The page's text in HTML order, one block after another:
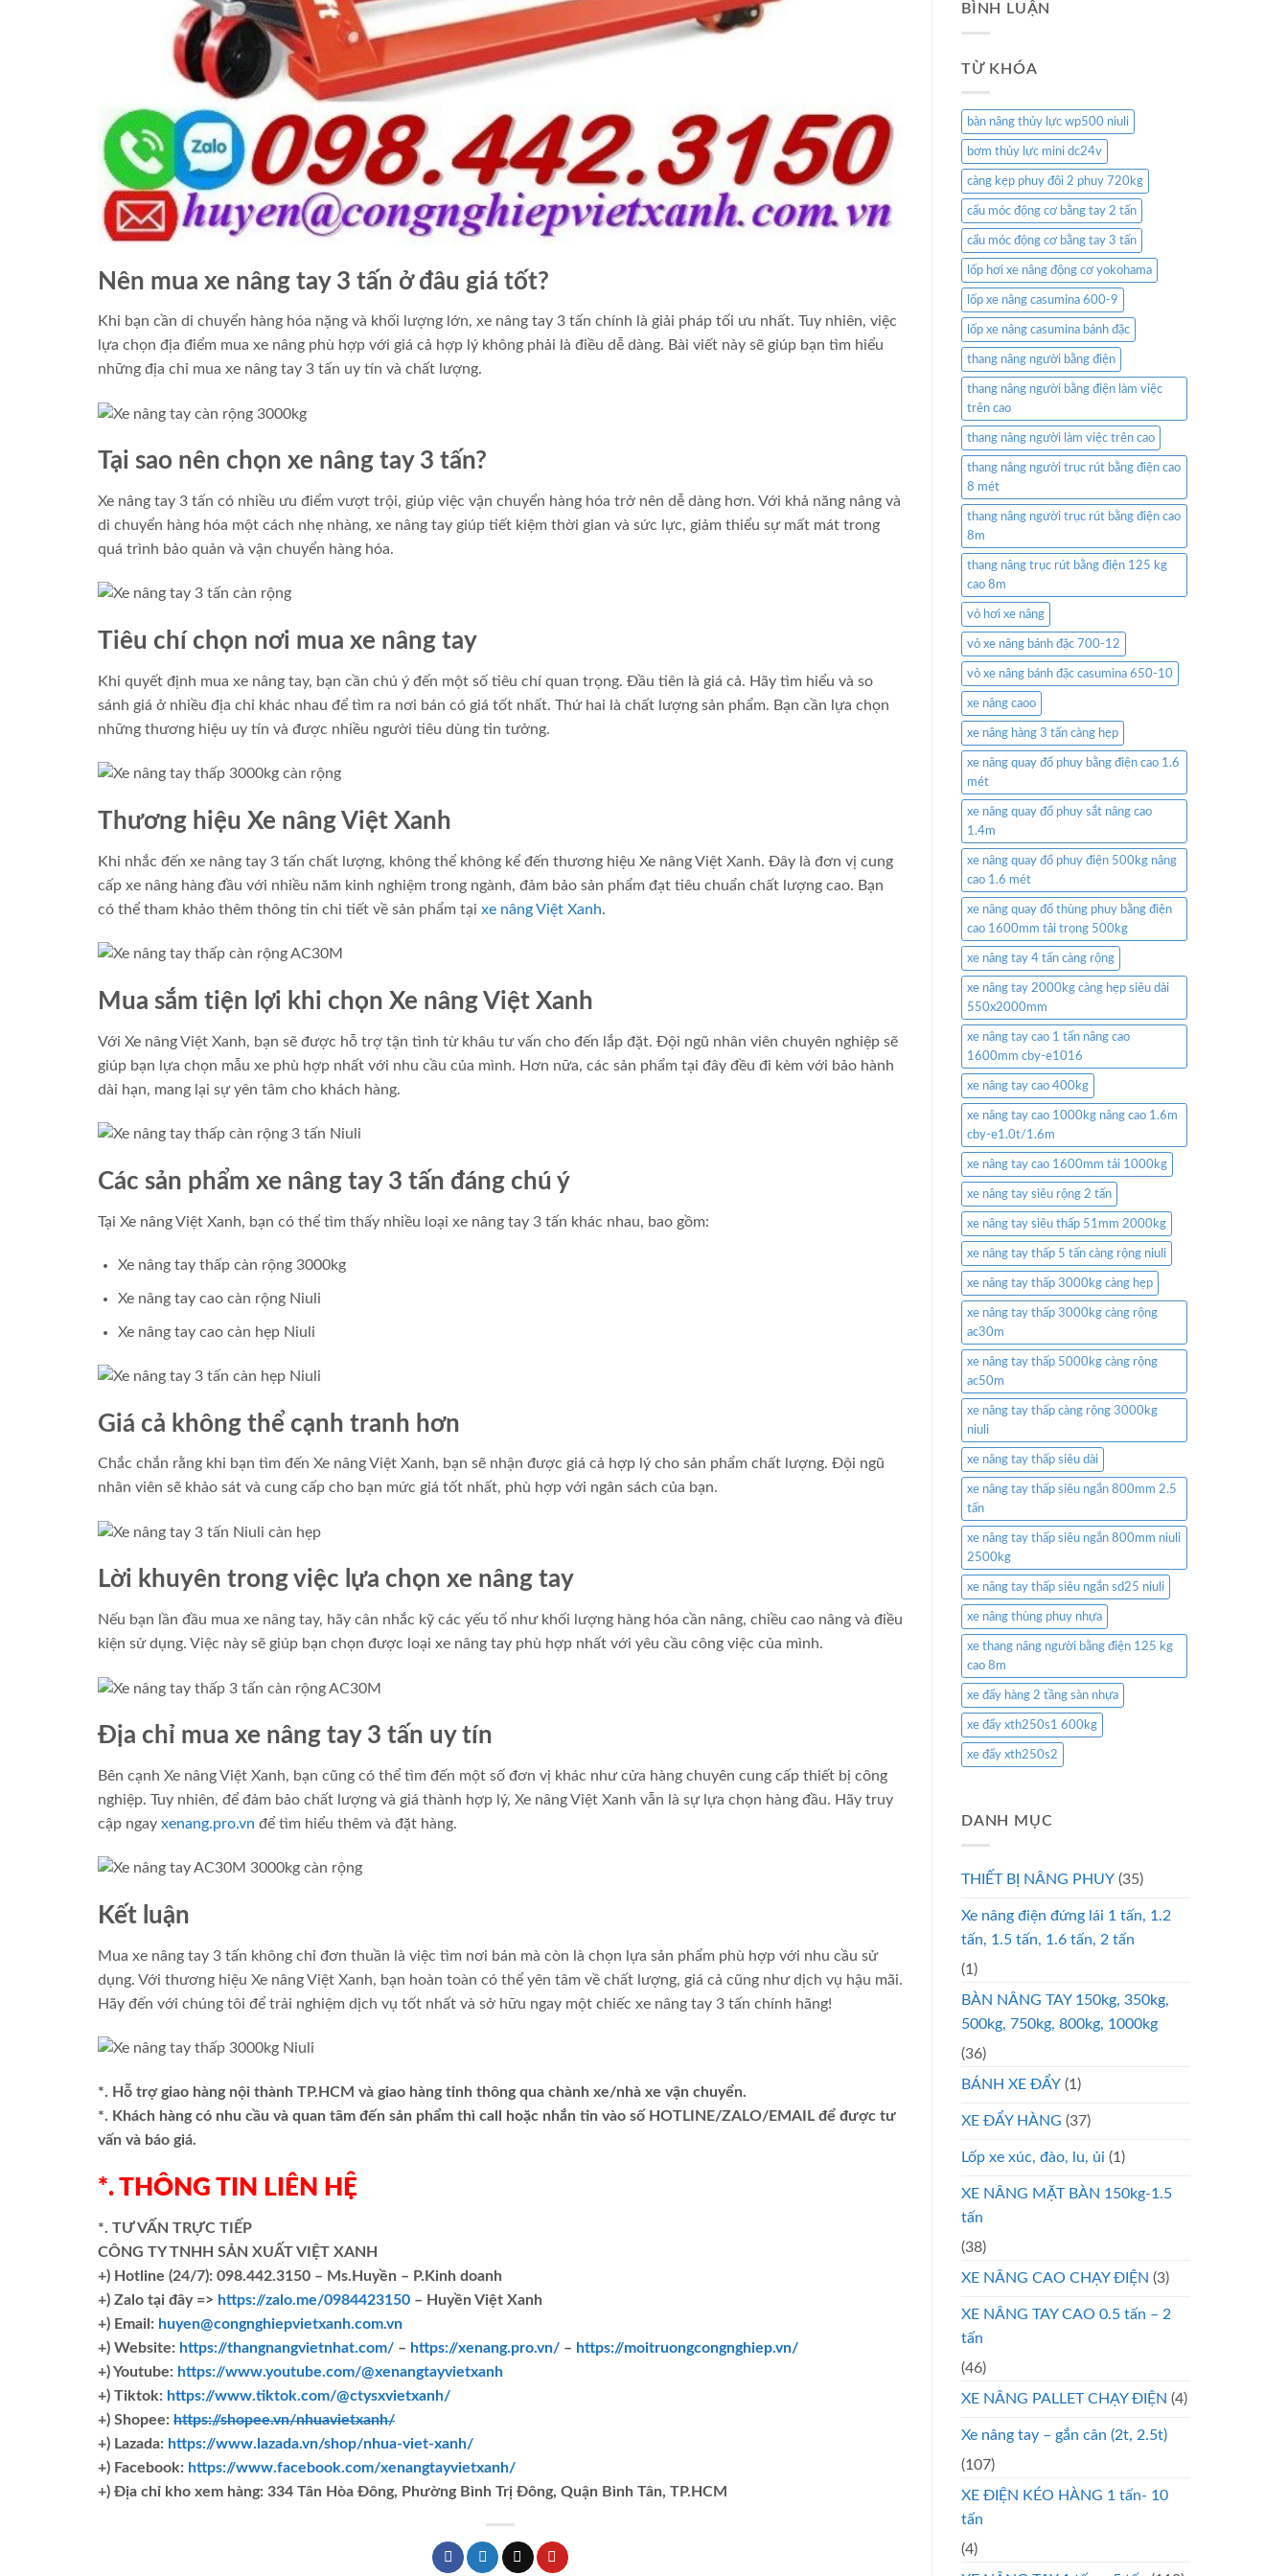
Nên mua xe nâng tay 3 tấn ở đâu giá tốt?
Khi bạn cần di chuyển hàng hóa nặng và khối lượng lớn, xe nâng tay 3 tấn chính là giải pháp tối ưu nhất. Tuy nhiên, việc
lựa chọn địa điểm mua xe nâng phù hợp với giá cả hợp lý không phải là điều dễ dàng. Bài viết này sẽ giúp bạn tìm hiểu
những địa chỉ mua xe nâng tay 3 tấn uy tín và chất lượng.
Tại sao nên chọn xe nâng tay 3 tấn?
Xe nâng tay 3 tấn có nhiều ưu điểm vượt trội, giúp việc vận chuyển hàng hóa trở nên dễ dàng hơn. Với khả năng nâng và
di chuyển hàng hóa một cách nhẹ nhàng, xe nâng tay giúp tiết kiệm thời gian và sức lực, giảm thiểu sự mất mát trong
quá trình bảo quản và vận chuyển hàng hóa.
Tiêu chí chọn nơi mua xe nâng tay
Khi quyết định mua xe nâng tay, bạn cần chú ý đến một số tiêu chí quan trọng. Đầu tiên là giá cả. Hãy tìm hiểu và so
sánh giá ở nhiều địa chỉ khác nhau để tìm ra nơi bán có giá tốt nhất. Thứ hai là chất lượng sản phẩm. Bạn cần lựa chọn
những thương hiệu uy tín và được nhiều người tiêu dùng tin tưởng.
Thương hiệu Xe nâng Việt Xanh
Khi nhắc đến xe nâng tay 3 tấn chất lượng, không thể không kể đến thương hiệu Xe nâng Việt Xanh. Đây là đơn vị cung
cấp xe nâng hàng đầu với nhiều năm kinh nghiệm trong ngành, đảm bảo sản phẩm đạt tiêu chuẩn chất lượng cao. Bạn
có thể tham khảo thêm thông tin chi tiết về sản phẩm tại xe nâng Việt Xanh.
Mua sắm tiện lợi khi chọn Xe nâng Việt Xanh
Với Xe nâng Việt Xanh, bạn sẽ được hỗ trợ tận tình từ khâu tư vấn cho đến lắp đặt. Đội ngũ nhân viên chuyên nghiệp sẽ
giúp bạn lựa chọn mẫu xe phù hợp nhất với nhu cầu của mình. Hơn nữa, các sản phẩm tại đây đều đi kèm với bảo hành
dài hạn, mang lại sự yên tâm cho khách hàng.
Các sản phẩm xe nâng tay 3 tấn đáng chú ý
Tại Xe nâng Việt Xanh, bạn có thể tìm thấy nhiều loại xe nâng tay 3 tấn khác nhau, bao gồm:
Xe nâng tay thấp càn rộng 3000kg
Xe nâng tay cao càn rộng Niuli
Xe nâng tay cao càn hẹp Niuli
Giá cả không thể cạnh tranh hơn
Chắc chắn rằng khi bạn tìm đến Xe nâng Việt Xanh, bạn sẽ nhận được giá cả hợp lý cho sản phẩm chất lượng. Đội ngũ
nhân viên sẽ khảo sát và cung cấp cho bạn mức giá tốt nhất, phù hợp với ngân sách của bạn.
Lời khuyên trong việc lựa chọn xe nâng tay
Nếu bạn lần đầu mua xe nâng tay, hãy cân nhắc kỹ các yếu tố như khối lượng hàng hóa cần nâng, chiều cao nâng và điều
kiện sử dụng. Việc này sẽ giúp bạn chọn được loại xe nâng tay phù hợp nhất với yêu cầu công việc của mình.
Địa chỉ mua xe nâng tay 3 tấn uy tín
Bên cạnh Xe nâng Việt Xanh, bạn cũng có thể tìm đến một số đơn vị khác như cửa hàng chuyên cung cấp thiết bị công
nghiệp. Tuy nhiên, để đảm bảo chất lượng và giá thành hợp lý, Xe nâng Việt Xanh vẫn là sự lựa chọn hàng đầu. Hãy truy
cập ngay xenang.pro.vn để tìm hiểu thêm và đặt hàng.
Kết luận
Mua xe nâng tay 3 tấn không chỉ đơn thuần là việc tìm nơi bán mà còn là chọn lựa sản phẩm phù hợp với nhu cầu sử
dụng. Với thương hiệu Xe nâng Việt Xanh, bạn hoàn toàn có thể yên tâm về chất lượng, giá cả cũng như dịch vụ hậu mãi.
Hãy đến với chúng tôi để trải nghiệm dịch vụ tốt nhất và sở hữu ngay một chiếc xe nâng tay 3 tấn chính hãng!
*. Hỗ trợ giao hàng nội thành TP.HCM và giao hàng tỉnh thông qua chành xe/nhà xe vận chuyển.
*. Khách hàng có nhu cầu và quan tâm đến sản phẩm thì call hoặc nhắn tin vào số HOTLINE/ZALO/EMAIL để được tư
vấn và báo giá.
*. THÔNG TIN LIÊN HỆ
*. TƯ VẤN TRỰC TIẾP
CÔNG TY TNHH SẢN XUẤT VIỆT XANH
+) Hotline (24/7): 098.442.3150 – Ms.Huyền – P.Kinh doanh
+) Zalo tại đây => https://zalo.me/0984423150 – Huyền Việt Xanh
+) Email: huyen@congnghiepvietxanh.com.vn
+) Website: https://thangnangvietnhat.com/ – https://xenang.pro.vn/ – https://moitruongcongnghiep.vn/
+) Youtube: https://www.youtube.com/@xenangtayvietxanh
+) Tiktok: https://www.tiktok.com/@ctysxvietxanh/
+) Shopee: https://shopee.vn/nhuavietxanh/
+) Lazada: https://www.lazada.vn/shop/nhua-viet-xanh/
+) Facebook: https://www.facebook.com/xenangtayvietxanh/
+) Địa chỉ kho xem hàng: 334 Tân Hòa Đông, Phường Bình Trị Đông, Quận Bình Tân, TP.HCM
BÌNH LUẬN
TỪ KHÓA
bàn nâng thủy lực wp500 niuli
bơm thủy lực mini dc24v
càng kẹp phuy đôi 2 phuy 720kg
cẩu móc động cơ bằng tay 2 tấn
cẩu móc động cơ bằng tay 3 tấn
lốp hơi xe nâng động cơ yokohama
lốp xe nâng casumina 600-9
lốp xe nâng casumina bánh đặc
thang nâng người bằng điện
thang nâng người bằng điện làm việc
trên cao
thang nâng người làm việc trên cao
thang nâng người trục rút bằng điện cao
8 mét
thang nâng người trục rút bằng điện cao
8m
thang nâng trục rút bằng điện 125 kg
cao 8m
vỏ hơi xe nâng
vỏ xe nâng bánh đặc 700-12
vỏ xe nâng bánh đặc casumina 650-10
xe nâng caoo
xe nâng hàng 3 tấn càng hẹp
xe nâng quay đổ phuy bằng điện cao 1.6
mét
xe nâng quay đổ phuy sắt nâng cao
1.4m
xe nâng quay đổ phuy điện 500kg nâng
cao 1.6 mét
xe nâng quay đổ thùng phuy bằng điện
cao 1600mm tải trọng 500kg
xe nâng tay 4 tấn càng rộng
xe nâng tay 2000kg càng hẹp siêu dài
550x2000mm
xe nâng tay cao 1 tấn nâng cao
1600mm cby-e1016
xe nâng tay cao 400kg
xe nâng tay cao 1000kg nâng cao 1.6m
cby-e1.0t/1.6m
xe nâng tay cao 1600mm tải 1000kg
xe nâng tay siêu rộng 2 tấn
xe nâng tay siêu thấp 51mm 2000kg
xe nâng tay thấp 5 tấn càng rộng niuli
xe nâng tay thấp 3000kg càng hẹp
xe nâng tay thấp 3000kg càng rộng
ac30m
xe nâng tay thấp 5000kg càng rộng
ac50m
xe nâng tay thấp càng rộng 3000kg
niuli
xe nâng tay thấp siêu dài
xe nâng tay thấp siêu ngắn 800mm 2.5
tấn
xe nâng tay thấp siêu ngắn 800mm niuli
2500kg
xe nâng tay thấp siêu ngắn sd25 niuli
xe nâng thùng phuy nhựa
xe thang nâng người bằng điện 125 kg
cao 8m
xe đẩy hàng 2 tầng sàn nhựa
xe đẩy xth250s1 600kg
xe đẩy xth250s2
DANH MỤC
THIẾT BỊ NÂNG PHUY (35)
Xe nâng điện đứng lái 1 tấn, 1.2
tấn, 1.5 tấn, 1.6 tấn, 2 tấn
(1)
BÀN NÂNG TAY 150kg, 350kg,
500kg, 750kg, 800kg, 1000kg
(36)
BÁNH XE ĐẨY (1)
XE ĐẨY HÀNG (37)
Lốp xe xúc, đào, lu, ủi (1)
XE NÂNG MẶT BÀN 150kg-1.5
tấn
(38)
XE NÂNG CAO CHẠY ĐIỆN (3)
XE NÂNG TAY CAO 0.5 tấn – 2
tấn
(46)
XE NÂNG PALLET CHẠY ĐIỆN (4)
Xe nâng tay – gắn cân (2t, 2.5t)
(107)
XE ĐIỆN KÉO HÀNG 1 tấn- 10
tấn
(4)